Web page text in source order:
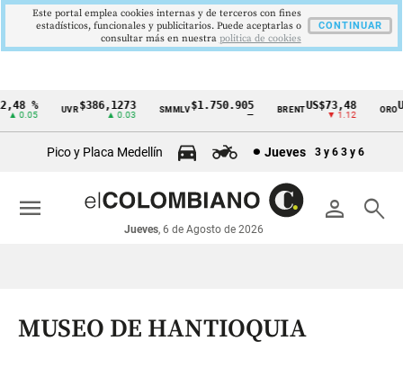
Cintillo
económicos
Colombia
%
0.05
UVR$386,1273
▲ 0.03
SMMLV$1.750.905 BRENTUS$73,48
▼ 1.12
ORO
Pico y Placa Medellín Jueves 3 y 6 3 y 6
person search
Jueves, 6 de Agosto de 2026
menu
MUSEO DE HANTIOQUIA
Este portal emplea cookies internas y de terceros con fines
estadísticos, funcionales y publicitarios. Puede aceptarlas o
consultar más en nuestra politica de cookies
CONTINUAR